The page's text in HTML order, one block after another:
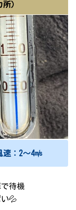
）
：2～4㎧
待機
💦